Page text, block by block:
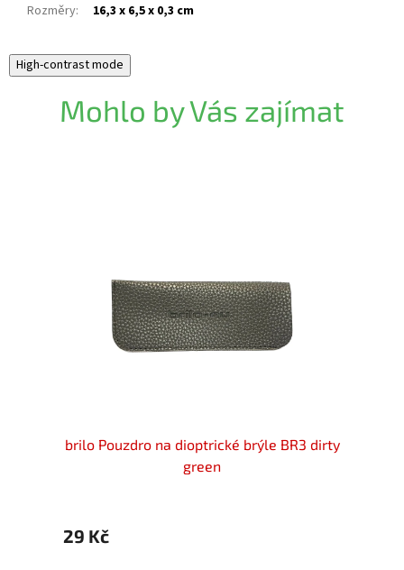
Rozměry: 16,3 x 6,5 x 0,3 cm
High-contrast mode
Mohlo by Vás zajímat
brilo Pouzdro na dioptrické brýle BR3 dirty
green
29 Kč